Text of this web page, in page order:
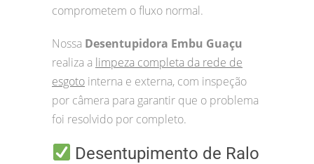
comprometem o fluxo normal.
Nossa Desentupidora Embu Guaçu
realiza a limpeza completa da rede de
esgoto interna e externa, com inspeção
por câmera para garantir que o problema
foi resolvido por completo.
Desentupimento de Ralo